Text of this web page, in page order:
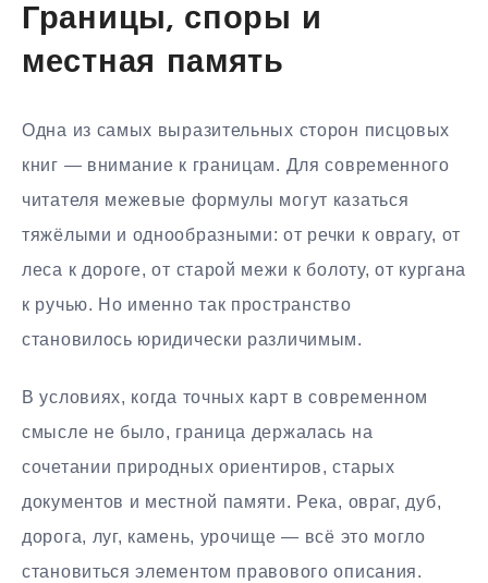
Границы, споры и
местная память
Одна из самых выразительных сторон писцовых
книг — внимание к границам. Для современного
читателя межевые формулы могут казаться
тяжёлыми и однообразными: от речки к оврагу, от
леса к дороге, от старой межи к болоту, от кургана
к ручью. Но именно так пространство
становилось юридически различимым.
В условиях, когда точных карт в современном
смысле не было, граница держалась на
сочетании природных ориентиров, старых
документов и местной памяти. Река, овраг, дуб,
дорога, луг, камень, урочище — всё это могло
становиться элементом правового описания.